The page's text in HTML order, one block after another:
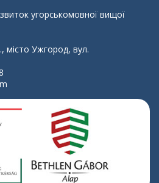
угорськомовної вищої
місто Ужгород, вул.